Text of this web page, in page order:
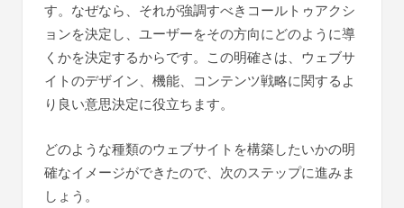
す。なぜなら、それが強調すべきコールトゥアクシ
ョンを決定し、ユーザーをその方向にどのように導
くかを決定するからです。この明確さは、ウェブサ
イトのデザイン、機能、コンテンツ戦略に関するよ
り良い意思決定に役立ちます。
どのような種類のウェブサイトを構築したいかの明
確なイメージができたので、次のステップに進みま
しょう。